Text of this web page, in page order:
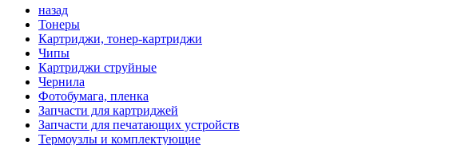
назад
Тонеры
Картриджи, тонер-картриджи
Чипы
Картриджи струйные
Чернила
Фотобумага, пленка
Запчасти для картриджей
Запчасти для печатающих устройств
Термоузлы и комплектующие